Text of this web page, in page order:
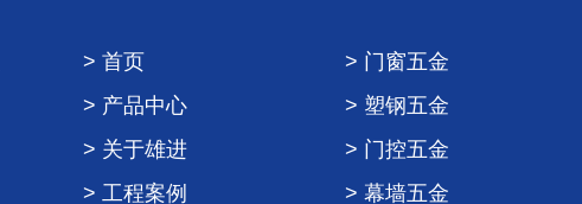
> 首页
> 产品中心
> 关于雄进
> 工程案例
> 门窗五金
> 塑钢五金
> 门控五金
> 幕墙五金